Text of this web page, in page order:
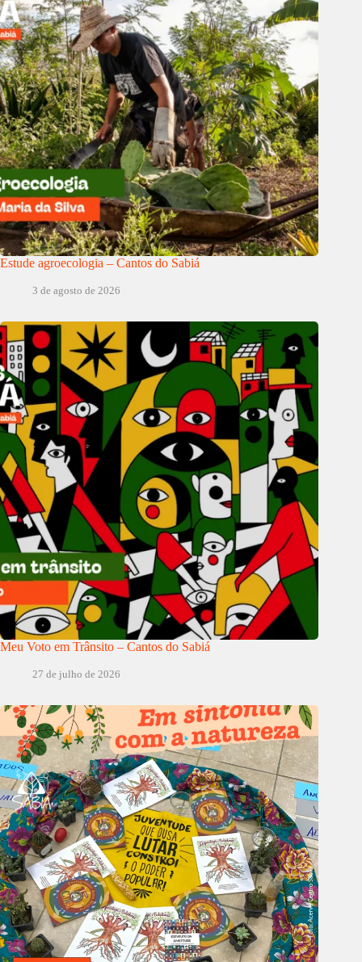
Estude agroecologia – Cantos do Sabiá
3 de agosto de 2026
Meu Voto em Trânsito – Cantos do Sabiá
27 de julho de 2026